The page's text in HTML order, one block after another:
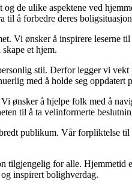
de ulike aspektene ved
til å forbedre deres
ønsker å inspirere leserne
et hjem.
stil. Derfor legger vi
med å holde seg oppdatert
å hjelpe folk med å
til å ta velinformerte
publikum. Vår forpliktelse
for alle. Hjemmetid
inspirert bolighverdag.